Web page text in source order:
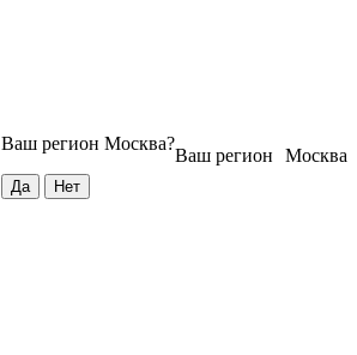
Москва
Ваш регион
Ваш регион Москва?